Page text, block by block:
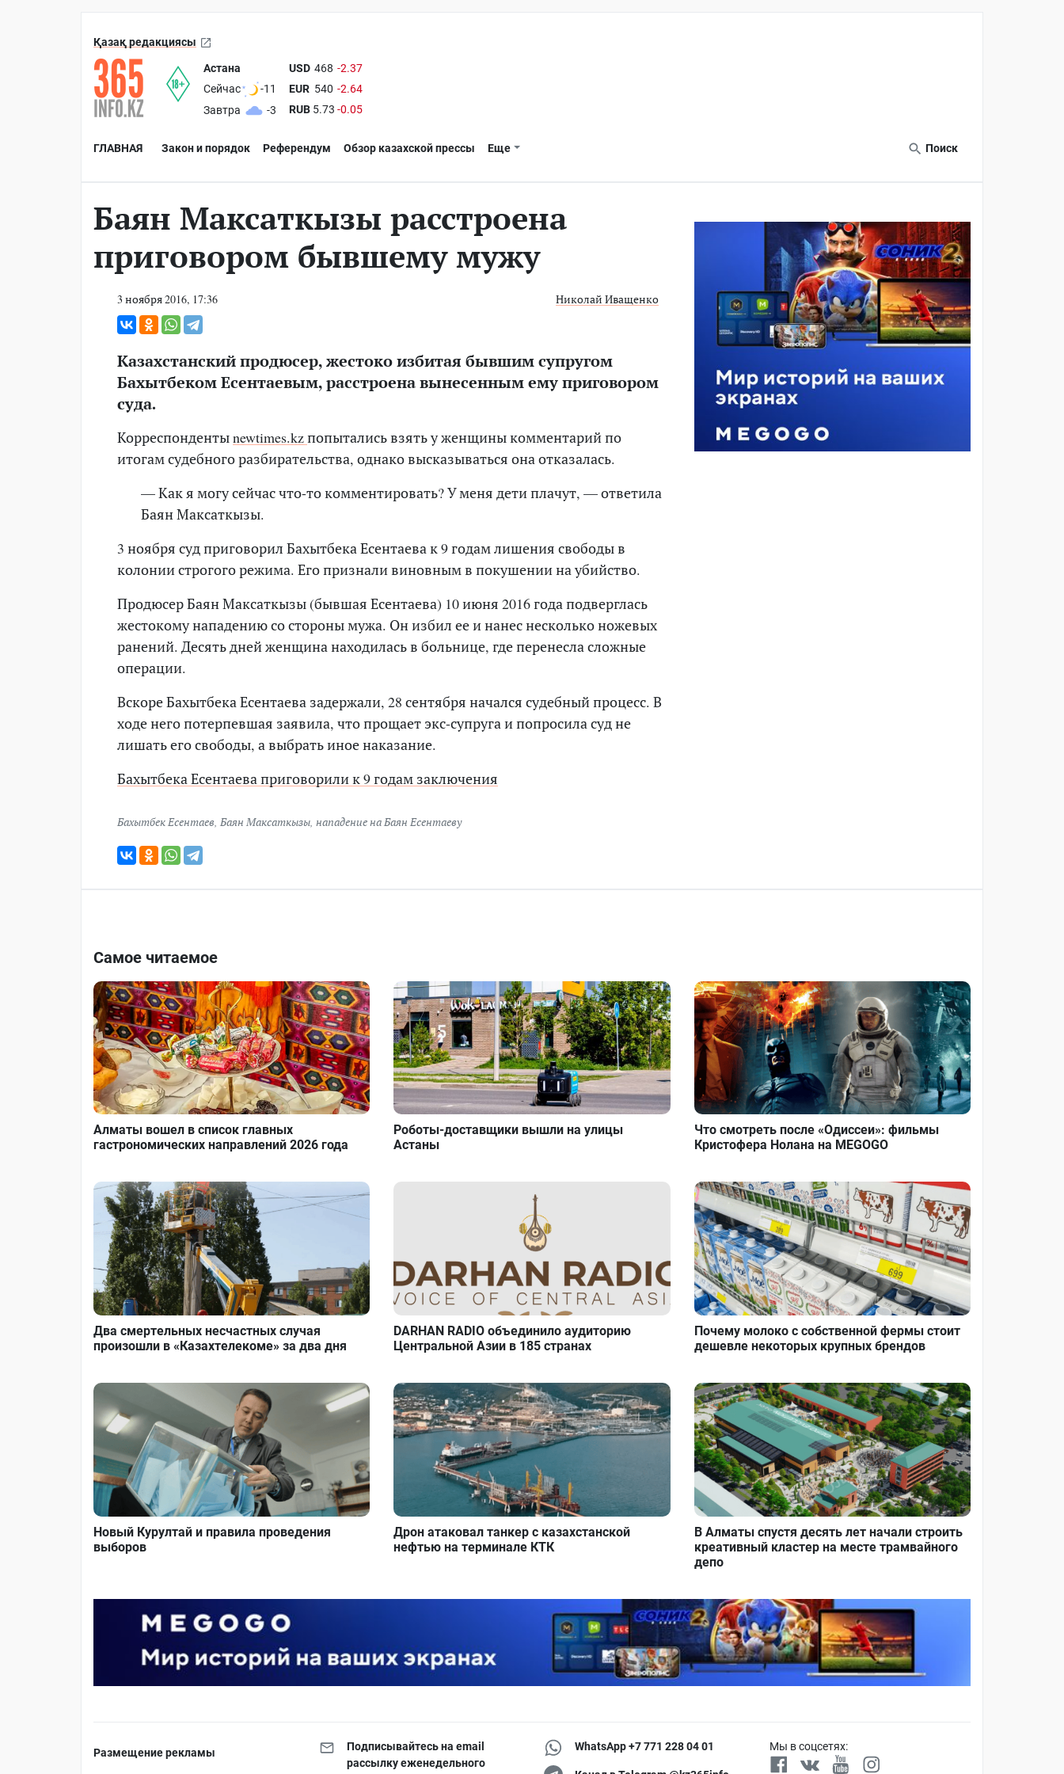
Қазақ редакциясы
Астана
Сейчас
-11
Завтра
-3
USD 468 -2.37
EUR 540 -2.64
RUB 5.73 -0.05
ГЛАВНАЯ Закон и порядок Референдум Обзор казахской прессы Еще Поиск
Баян Максаткызы расстроена
приговором бывшему мужу
3 ноября 2016, 17:36 Николай Иващенко
Казахстанский продюсер, жестоко избитая бывшим супругом
Бахытбеком Есентаевым, расстроена вынесенным ему приговором
суда.
Корреспондентыnewtimes.kzпопытались взять у женщины комментарий по
итогам судебного разбирательства, однако высказываться она отказалась.
— Как я могу сейчас что-то комментировать? У меня дети плачут, — ответила
Баян Максаткызы.
3 ноября суд приговорил Бахытбека Есентаева к 9 годам лишения свободы в
колонии строгого режима. Его признали виновным в покушении на убийство.
Продюсер Баян Максаткызы (бывшая Есентаева) 10 июня 2016 года подверглась
жестокому нападению со стороны мужа. Он избил ее и нанес несколько ножевых
ранений. Десять дней женщина находилась в больнице, где перенесла сложные
операции.
Вскоре Бахытбека Есентаева задержали, 28 сентября начался судебный процесс. В
ходе него потерпевшая заявила, что прощает экс-супруга и попросила суд не
лишать его свободы, а выбрать иное наказание.
Бахытбека Есентаева приговорили к 9 годам заключения
Бахытбек Есентаев Баян Максаткызы нападение на Баян Есентаеву
Самое читаемое
Алматы вошел в список главных
гастрономических направлений 2026 года
Роботы-доставщики вышли на улицы
Астаны
Что смотреть после «Одиссеи»: фильмы
Кристофера Нолана на MEGOGO
Два смертельных несчастных случая
произошли в «Казахтелекоме» за два дня
DARHAN RADIO объединило аудиторию
Центральной Азии в 185 странах
Почему молоко с собственной фермы стоит
дешевле некоторых крупных брендов
Новый Курултай и правила проведения
выборов
Дрон атаковал танкер с казахстанской
нефтью на терминале КТК
В Алматы спустя десять лет начали строить
креативный кластер на месте трамвайного
депо
Размещение рекламы
Подписывайтесь на email
рассылку еженедельного
WhatsApp +7 771 228 04 01 Мы в соцсетях: